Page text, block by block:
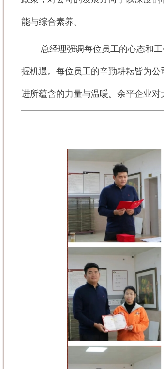
能与综合素养。
总经理强调每位员工的心态和
握机遇。每位员工的辛勤耕耘皆为
进所蕴含的力量与温暖。余平企业